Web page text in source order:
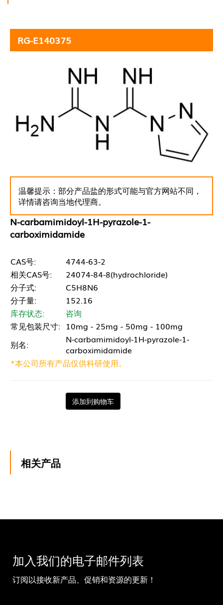
RG-E140375
温馨提示：部分产品盐的形式可能与官方网站不同，
详情请咨询当地代理商。
N-carbamimidoyl-1H-pyrazole-1-
carboximidamide
CAS号:
4744-63-2
相关CAS号:
24074-84-8(hydrochloride)
分子式:
C5H8N6
分子量:
152.16
库存状态:
咨询
常见包装尺寸: 10mg - 25mg - 50mg - 100mg
别名:
N-carbamimidoyl-1H-pyrazole-1-
carboximidamide
*本公司所有产品仅供科研使用。
添加到购物车
相关产品
加入我们的电子邮件列表
订阅以接收新产品、促销和资源的更新！